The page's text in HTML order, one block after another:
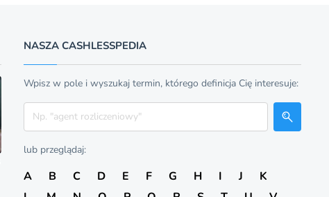
NASZA CASHLESSPEDIA
Wpisz w pole i wyszukaj termin, którego definicja Cię interesuje:
Szukaj
lub przeglądaj:
A B C D E F G H I J
K